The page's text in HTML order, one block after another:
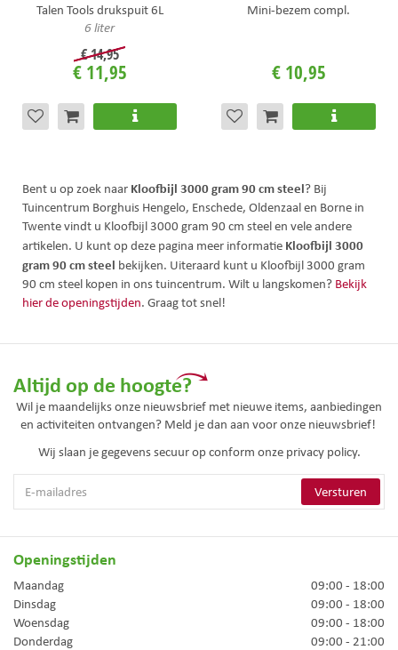
Talen Tools drukspuit 6L
6 liter
€14,95
€ 11,95
Mini-bezem compl.
€ 10,95
Bent u op zoek naar Kloofbijl 3000 gram 90 cm steel? Bij
Tuincentrum Borghuis Hengelo, Enschede, Oldenzaal en Borne in
Twente vindt u Kloofbijl 3000 gram 90 cm steel en vele andere
artikelen. U kunt op deze pagina meer informatie Kloofbijl 3000
gram 90 cm steel bekijken. Uiteraard kunt u Kloofbijl 3000 gram
90 cm steel kopen in ons tuincentrum. Wilt u langskomen? Bekijk
hier de openingstijden. Graag tot snel!
Altijd op de hoogte?
Wil je maandelijks onze nieuwsbrief met nieuwe items, aanbiedingen
en activiteiten ontvangen? Meld je dan aan voor onze nieuwsbrief!
Wij slaan je gegevens secuur op conform onze privacy policy.
Openingstijden
Maandag
09:00 - 18:00
Dinsdag
09:00 - 18:00
Woensdag
09:00 - 18:00
Donderdag
09:00 - 21:00